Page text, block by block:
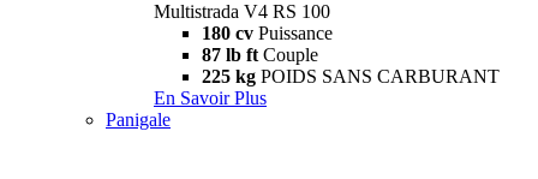
Multistrada V4 RS 100
180 cv Puissance
87 lb ft Couple
225 kg POIDS SANS CARBURANT
En Savoir Plus
Panigale